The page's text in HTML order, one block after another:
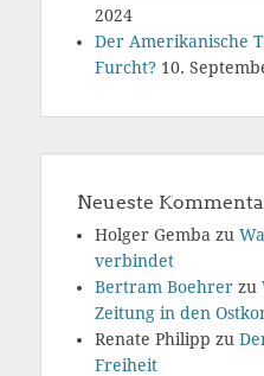
2024
Der Amerikanische
Furcht? 10.
Neueste
Holger Gemba zu
verbindet
Bertram Boehrer zu
Zeitung in den
Renate Philipp zu
Freiheit